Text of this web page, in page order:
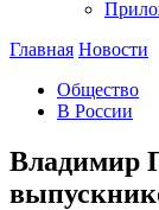
Главная Новости
Общество
В России
Владимир